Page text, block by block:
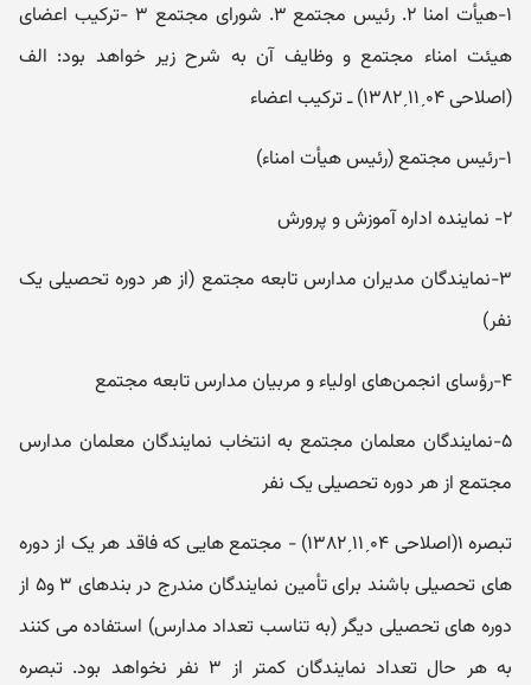
۱-هیأت امنا ۲. رئیس مجتمع ۳. شورای مجتمع ۳ -ترکیب اعضای
هیئت امناء مجتمع و وظایف آن به شرح زیر خواهد بود: الف
(اصلاحی ۰۴ˏ۱۱ˏ۱۳۸۲) ـ ترکیب اعضاء
۱-رئیس مجتمع (رئیس هیأت امناء)
۲- نماینده اداره آموزش و پرورش
۳-نمایندگان مدیران مدارس تابعه مجتمع (از هر دوره تحصیلی یک
نفر)
۴-رؤسای انجمن‌های اولیاء و مربیان مدارس تابعه مجتمع
۵-نمایندگان معلمان مجتمع به انتخاب نمایندگان معلمان مدارس
مجتمع از هر دوره تحصیلی یک نفر
تبصره ۱(اصلاحی ۰۴ˏ۱۱ˏ۱۳۸۲) - مجتمع هایی که فاقد هر یک از دوره
های تحصیلی باشند برای تأمین نمایندگان مندرج در بندهای ۳ و۵ از
دوره های تحصیلی دیگر (به تناسب تعداد مدارس) استفاده می کنند
به هر حال تعداد نمایندگان کمتر از ۳ نفر نخواهد بود. تبصره